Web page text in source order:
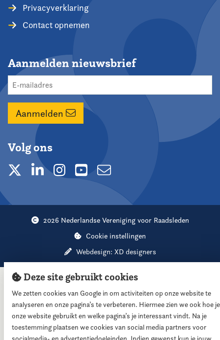
Privacyverklaring
Contact opnemen
Aanmelden nieuwsbrief
Aanmelden
Volg ons
2026 Nederlandse Vereniging voor Raadsleden
Cookie instellingen
Webdesign: XD designers
Deze site gebruikt cookies
We zetten cookies van Google in om activiteiten op onze website te
analyseren en onze pagina’s te verbeteren. Hiermee zien we ook hoe je
onze website gebruikt en welke pagina’s je interessant vindt. Na je
toestemming plaatsen we cookies van social media partners voor